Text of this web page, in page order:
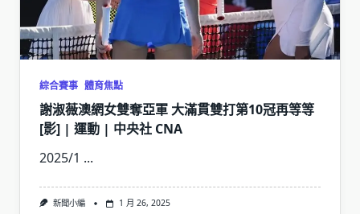
綜合賽事 體育焦點
謝淑薇澳網女雙奪亞軍 大滿貫雙打第10冠再等等
[影] | 運動 | 中央社 CNA
2025/1 ...
新聞小編 1 月 26, 2025